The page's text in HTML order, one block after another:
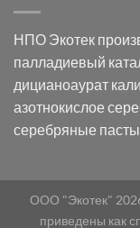
в
НПО Экотек
палладиевый
дицианоаурат
азотнокислое
серебряные пасты
ООО "Экотек"
приведены как